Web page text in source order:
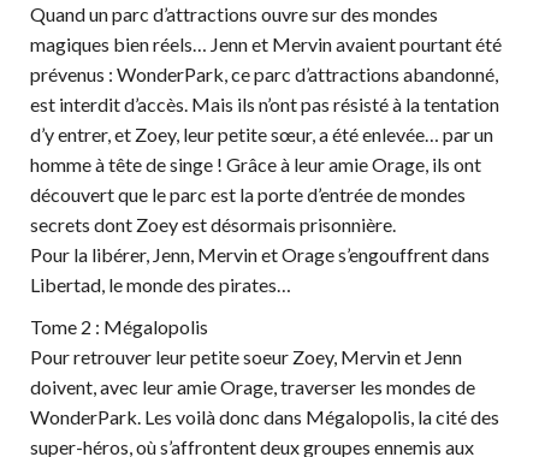
Quand un parc d’attractions ouvre sur des mondes
magiques bien réels… Jenn et Mervin avaient pourtant été
prévenus : WonderPark, ce parc d’attractions abandonné,
est interdit d’accès. Mais ils n’ont pas résisté à la tentation
d’y entrer, et Zoey, leur petite sœur, a été enlevée… par un
homme à tête de singe ! Grâce à leur amie Orage, ils ont
découvert que le parc est la porte d’entrée de mondes
secrets dont Zoey est désormais prisonnière.
Pour la libérer, Jenn, Mervin et Orage s’engouffrent dans
Libertad, le monde des pirates…
Tome 2 : Mégalopolis
Pour retrouver leur petite soeur Zoey, Mervin et Jenn
doivent, avec leur amie Orage, traverser les mondes de
WonderPark. Les voilà donc dans Mégalopolis, la cité des
super-héros, où s’affrontent deux groupes ennemis aux